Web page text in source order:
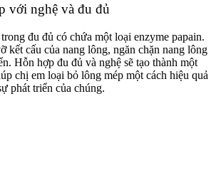
với nghệ và đu đủ
đu đủ có chứa một loại enzyme papain.
kết cấu của nang lông, ngăn chặn nang lông
Hỗn hợp đu đủ và nghệ sẽ tạo thành một
chị em loại bỏ lông mép một cách hiệu quả
phát triển của chúng.